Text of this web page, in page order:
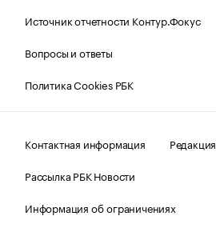
Источник отчетности Контур.Фокус
Вопросы и ответы
Политика Cookies РБК
Контактная информация
Редакция
Рассылка РБК Новости
Информация об ограничениях